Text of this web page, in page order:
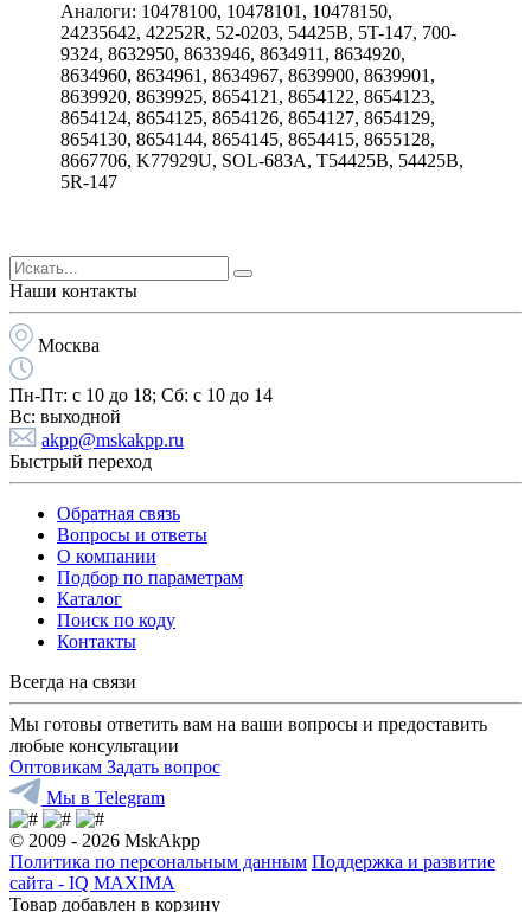
Аналоги: 10478100, 10478101, 10478150,
24235642, 42252R, 52-0203, 54425B, 5T-147, 700-
9324, 8632950, 8633946, 8634911, 8634920,
8634960, 8634961, 8634967, 8639900, 8639901,
8639920, 8639925, 8654121, 8654122, 8654123,
8654124, 8654125, 8654126, 8654127, 8654129,
8654130, 8654144, 8654145, 8654415, 8655128,
8667706, K77929U, SOL-683A, T54425B, 54425B,
5R-147
Наши контакты
Москва
Пн-Пт: с 10 до 18; Cб: с 10 до 14
Вс: выходной
akpp@mskakpp.ru
Быстрый переход
Обратная связь
Вопросы и ответы
О компании
Подбор по параметрам
Каталог
Поиск по коду
Контакты
Всегда на связи
Мы готовы ответить вам на ваши вопросы и предоставить
любые консультации
Оптовикам Задать вопрос
Мы в Telegram
© 2009 - 2026 MskAkpp
Политика по персональным данным Поддержка и развитие
сайта - IQ MAXIMA
Товар добавлен в корзину